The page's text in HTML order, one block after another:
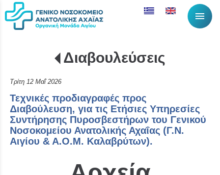
menu
Διαβουλεύσεις
Λίστα
Τρίτη 12 Μαΐ 2026
Τεχνικές προδιαγραφές προς
Διαβούλευση, για τις Ετήσιες Υπηρεσίες
Συντήρησης Πυροσβεστήρων του Γενικού
Νοσοκομείου Ανατολικής Αχαΐας (Γ.Ν.
Αιγίου & Α.Ο.Μ. Καλαβρύτων).